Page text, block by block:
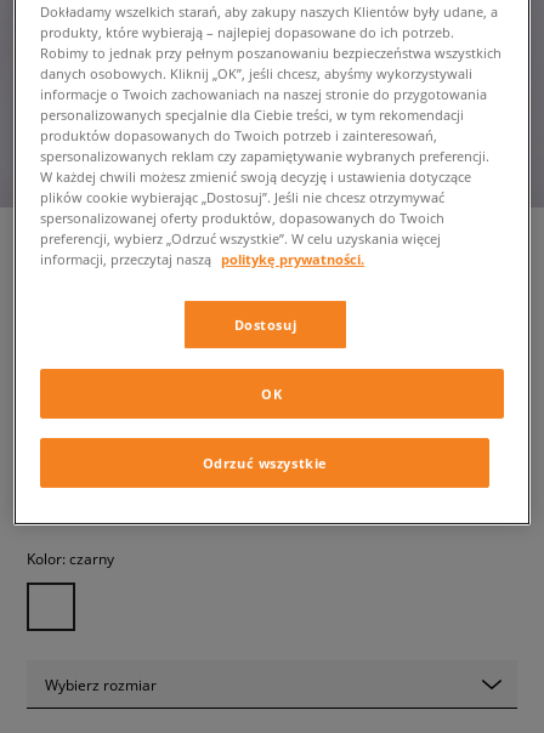
NEW ERA PLECAK MLB
APPLIQUE DELAWARE NYY
NEW YORK YANKEES
unisex, plecaki
179,99 zł
Kolor: czarny
Wybierz rozmiar
Dokładamy wszelkich starań, aby zakupy naszych Klientów były udane, a
produkty, które wybierają – najlepiej dopasowane do ich potrzeb.
Robimy to jednak przy pełnym poszanowaniu bezpieczeństwa wszystkich
danych osobowych. Kliknij „OK”, jeśli chcesz, abyśmy wykorzystywali
informacje o Twoich zachowaniach na naszej stronie do przygotowania
personalizowanych specjalnie dla Ciebie treści, w tym rekomendacji
produktów dopasowanych do Twoich potrzeb i zainteresowań,
spersonalizowanych reklam czy zapamiętywanie wybranych preferencji.
W każdej chwili możesz zmienić swoją decyzję i ustawienia dotyczące
plików cookie wybierając „Dostosuj”. Jeśli nie chcesz otrzymywać
spersonalizowanej oferty produktów, dopasowanych do Twoich
preferencji, wybierz „Odrzuć wszystkie”. W celu uzyskania więcej
informacji, przeczytaj naszą politykę prywatności.
Dostosuj
Odrzuć wszystkie
OK